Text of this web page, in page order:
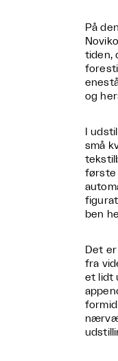
På
tiden,
og
I
små
første
ben
Det
fra
et lidt